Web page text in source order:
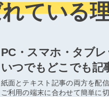
ている
PC・スマホ・タブ
いつでもどこでも記
紙面とテキスト記事の両方を配
ご利用の端末に合わせて簡単に